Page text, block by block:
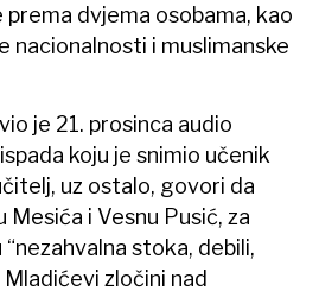
dvjema osobama, kao
nacionalnosti i muslimanske
je 21. prosinca audio
koju je snimio učenik
uz ostalo, govori da
i Vesnu Pusić, za
stoka, debili,
zločini nad